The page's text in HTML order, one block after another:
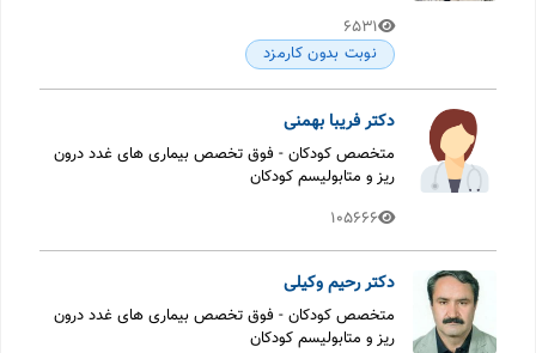
6531
نوبت بدون کارمزد
دکتر فریبا بهمنی
متخصص کودکان - فوق تخصص بیماری های غدد درون
ریز و متابولیسم کودکان
105666
دکتر رحیم وکیلی
متخصص کودکان - فوق تخصص بیماری های غدد درون
ریز و متابولیسم کودکان